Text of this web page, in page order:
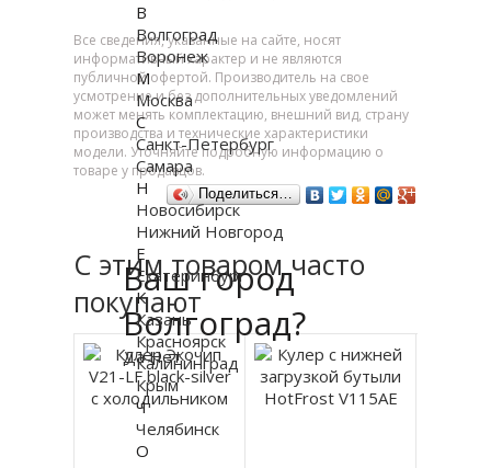
Все сведения, указанные на сайте, носят
информативный характер и не являются
публичной офертой. Производитель на свое
усмотрение и без дополнительных уведомлений
может менять комплектацию, внешний вид, страну
производства и технические характеристики
модели. Уточняйте подробную информацию о
товаре у продавцов.
Поделиться…
С этим товаром часто
покупают
Ваш город
Волгоград?
Да Нет
В
Волгоград
Воронеж
М
Москва
С
Санкт-Петербург
Самара
Н
Новосибирск
Нижний Новгород
Е
Екатеринбург
К
Казань
Красноярск
Калининград
Крым
Ч
Челябинск
О